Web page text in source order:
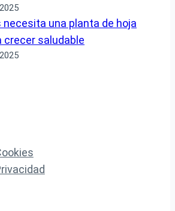
necesita una planta de hoja
crecer saludable